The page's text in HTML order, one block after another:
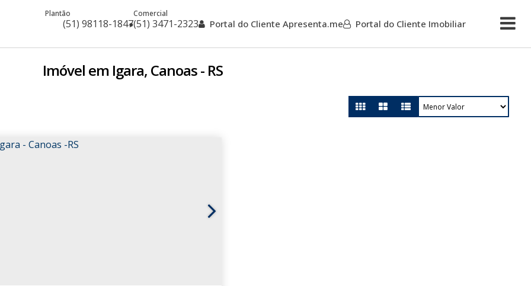
(51) 98118-1847
Plantão
(51) 3471-2323
Comercial
Portal do Cliente Apresenta.me Portal do Cliente Imobiliar
Imóvel em Igara, Canoas - RS